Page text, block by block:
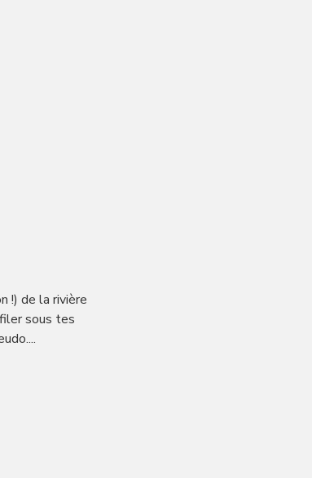
!) de la rivière
sous tes